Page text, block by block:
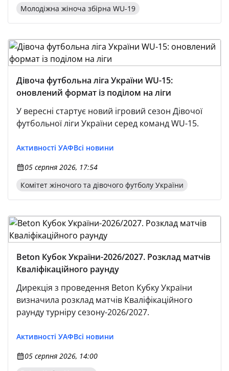
Молодіжна жіноча збірна WU-19
Дівоча футбольна ліга України WU-15:
оновлений формат із поділом на ліги
У вересні стартує новий ігровий сезон Дівочої
футбольної ліги України серед команд WU-15.
Активності УАФВсі новини
05 серпня 2026, 17:54
Комітет жіночого та дівочого футболу України
Beton Кубок України-2026/2027. Розклад матчів
Кваліфікаційного раунду
Дирекція з проведення Beton Кубку України
визначила розклад матчів Кваліфікаційного
раунду турніру сезону-2026/2027.
Активності УАФВсі новини
05 серпня 2026, 14:00